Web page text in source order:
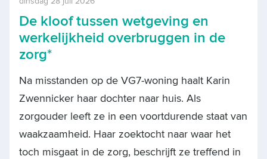
De kloof tussen wetgeving en
werkelijkheid overbruggen in de
zorg*
Na misstanden op de VG7-woning haalt Karin
Zwennicker haar dochter naar huis. Als
zorgouder leeft ze in een voortdurende staat van
waakzaamheid. Haar zoektocht naar waar het
toch misgaat in de zorg, beschrijft ze treffend in